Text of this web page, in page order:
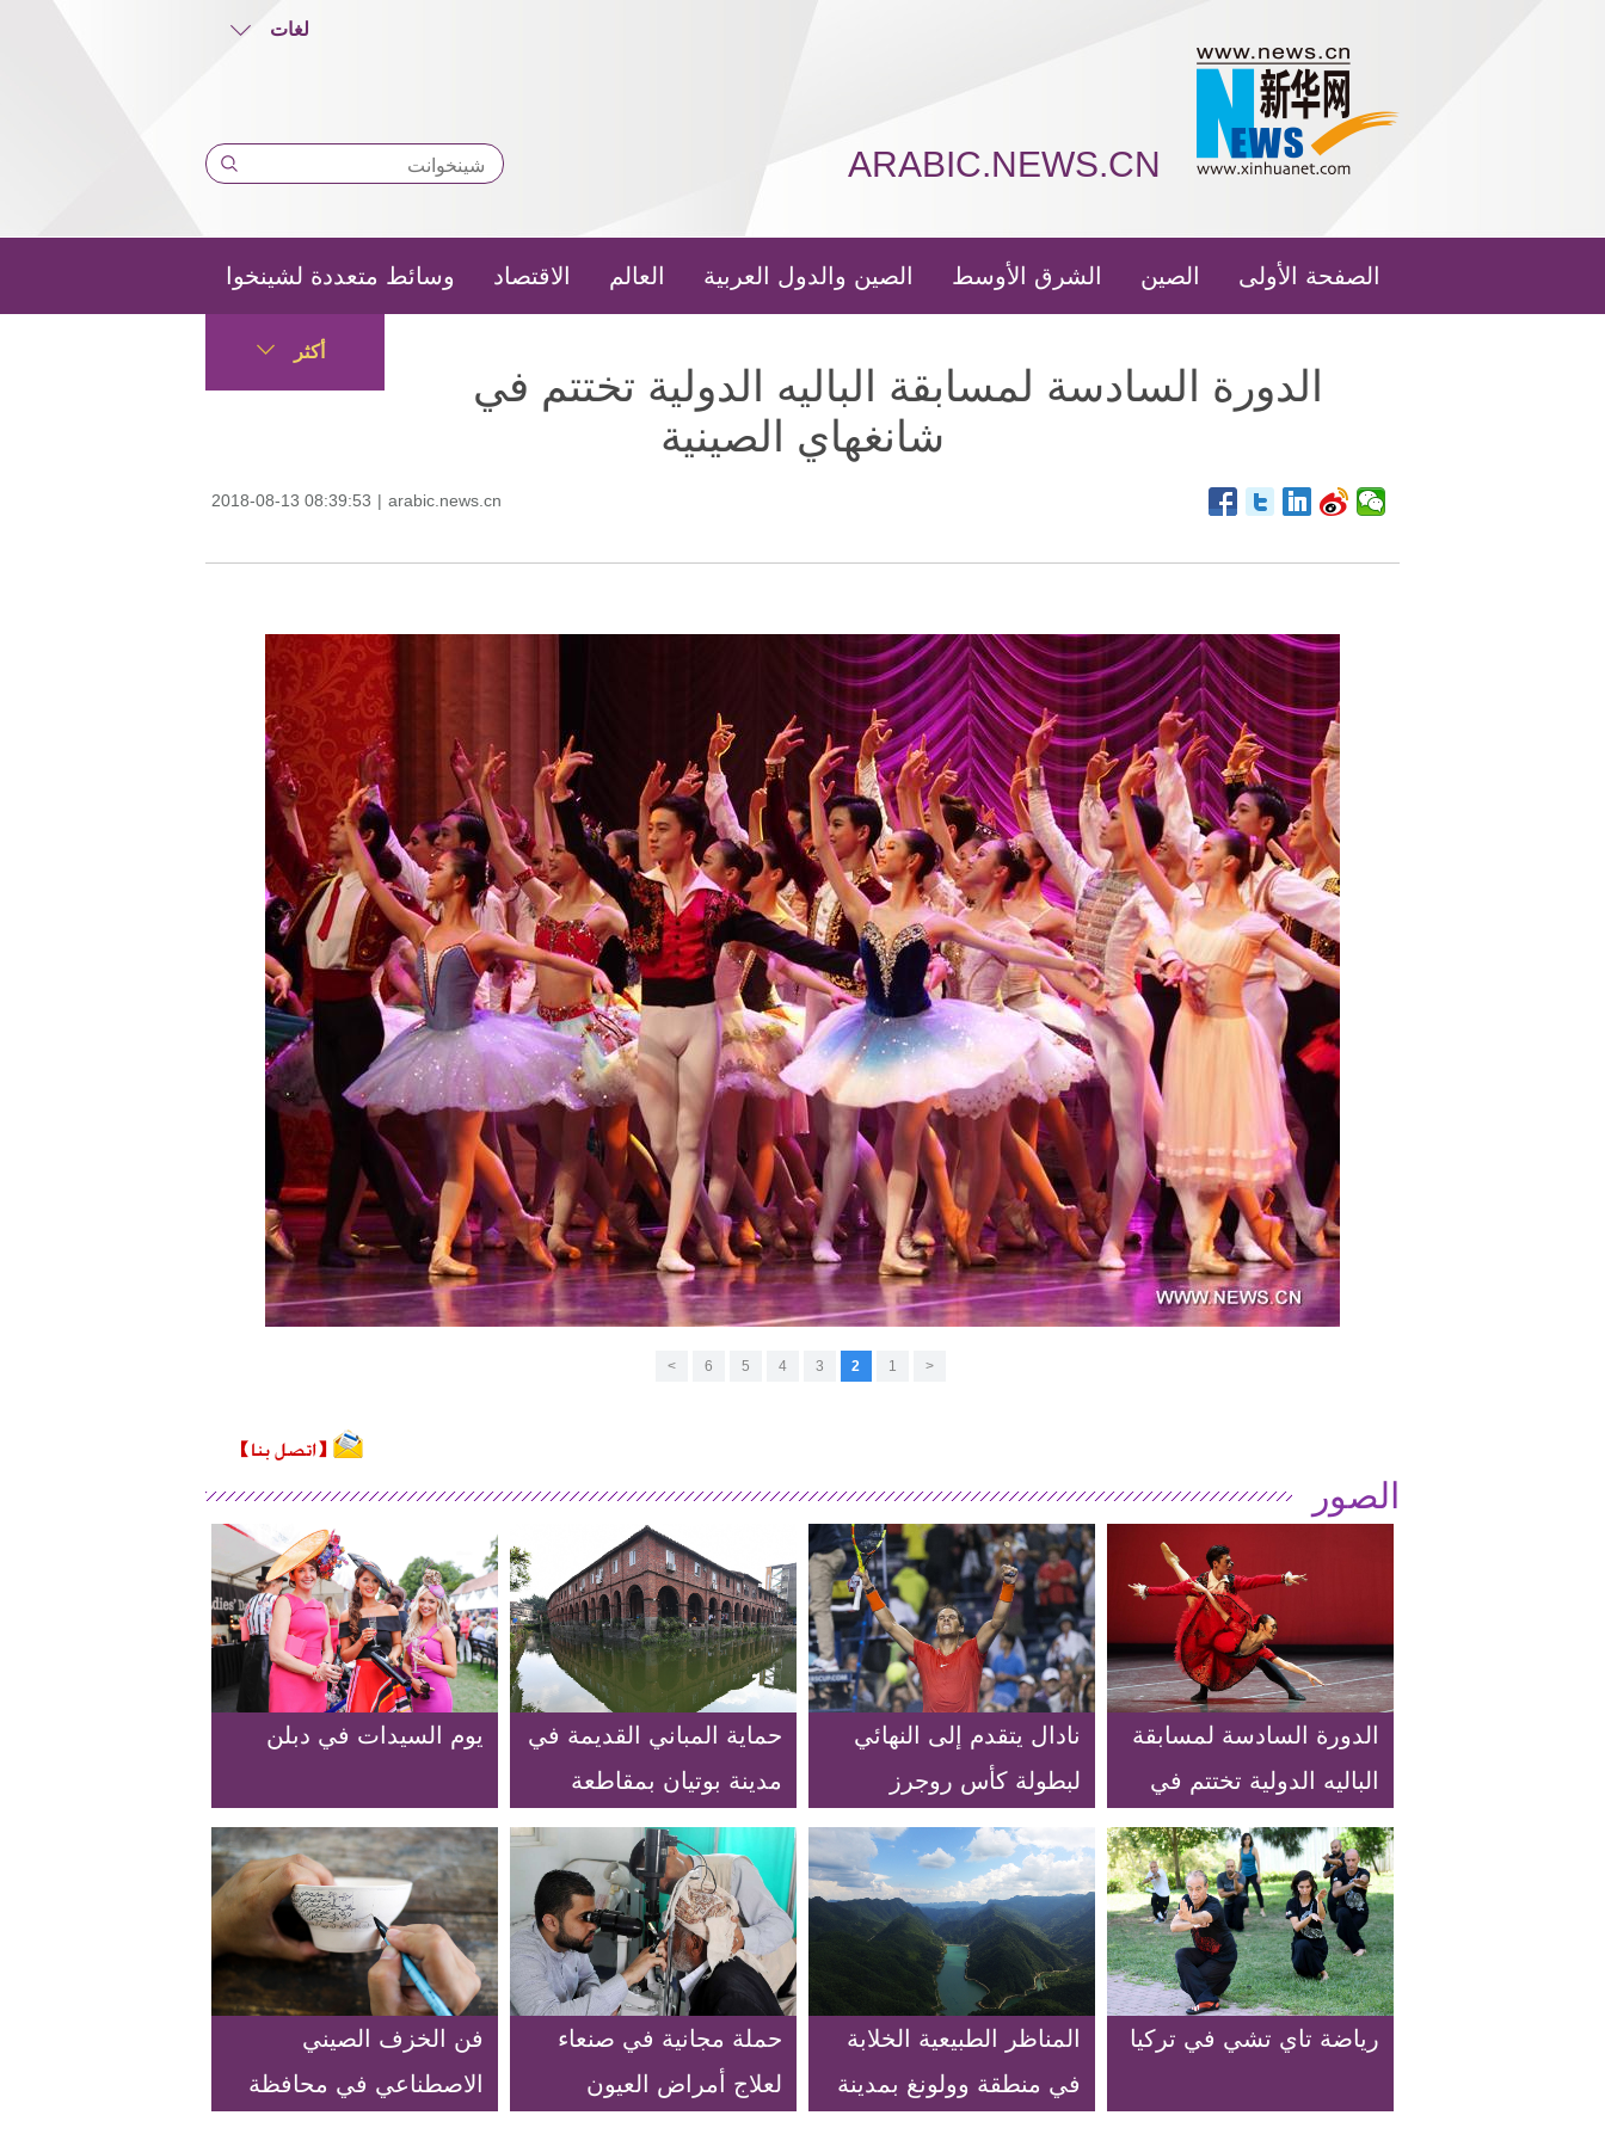
لغات
ARABIC.NEWS.CN
الصفحة الأولى الصين الشرق الأوسط الصين والدول العربية العالم الاقتصاد وسائط متعددة لشينخوا
أكثر
الدورة السادسة لمسابقة الباليه الدولية تختتم في
شانغهاي الصينية
2018-08-13 08:39:53 | arabic.news.cn
<
1
2
3
4
5
6
>
الصور
الدورة السادسة لمسابقة
الباليه الدولية تختتم في
شانغهاي الصينية
نادال يتقدم إلى النهائي
لبطولة كأس روجرز
للتنس
حماية المباني القديمة في
مدينة بوتيان بمقاطعة
فوجيان
يوم السيدات في دبلن
رياضة تاي تشي في تركيا
المناظر الطبيعية الخلابة
في منطقة وولونغ بمدينة
حملة مجانية في صنعاء
لعلاج أمراض العيون
فن الخزف الصيني
الاصطناعي في محافظة